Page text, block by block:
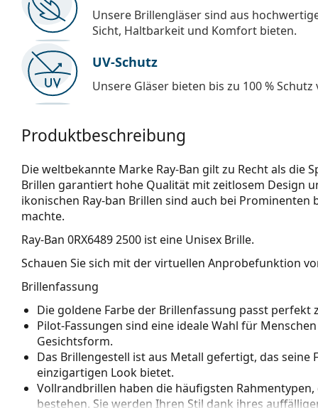
Unsere Brillengläser sind aus
Sicht, Haltbarkeit und Komfort bieten.
UV-Schutz
Unsere Gläser bieten bis zu 100 %
Produktbeschreibung
Die weltbekannte Marke Ray-Ban gilt zu Recht als die
Brillen garantiert hohe Qualität mit zeitlosem Design
ikonischen Ray-ban Brillen sind auch bei
machte.
Ray-Ban 0RX6489 2500 ist eine Unisex Brille.
Schauen Sie sich mit der virtuellen Anprobefunktion
Brillenfassung
Die goldene Farbe der Brillenfassung passt
Pilot-Fassungen sind eine ideale Wahl für
Gesichtsform.
Das Brillengestell ist aus Metall gefertigt, das
einzigartigen Look bietet.
Vollrandbrillen haben die häufigsten
bestehen. Sie werden Ihren Stil dank ihres